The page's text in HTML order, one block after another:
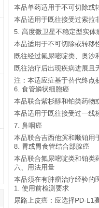
本品单药适用于不可切除或
本品适用于既往接受过索拉
5. 高度微卫星不稳定型实体
本品适用于不可切除或转移
既往经过氟尿嘧啶类、奥沙
既往治疗后出现疾病进展且
注：本适应症基于替代终点
6. 食管鳞状细胞癌
本品联合紫杉醇和铂类药物
本品适用于既往接受过一线
7. 鼻咽癌
本品联合吉西他滨和顺铂用
8. 胃或胃食管结合部腺癌
本品联合氟尿嘧啶类和铂类
六、用法用量
本品须在有肿瘤治疗经验的
1. 使用前检测要求
尿路上皮癌：应选择PD-L1